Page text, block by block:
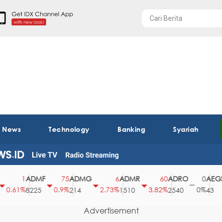
Technology Banking Syariah
ADMF
8225
0.9%
ADMG
214
2.73%
ADMR
1510
3.82%
ADRO
2540
AEGS
43
Advertisement